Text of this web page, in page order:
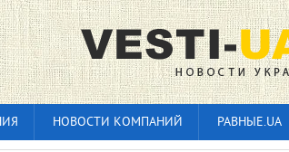
НОВОСТИ КОМПАНИЙ РАВНЫЕ.UA